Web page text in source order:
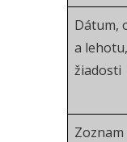
Dátum,
a
žiadosti
Zoznam